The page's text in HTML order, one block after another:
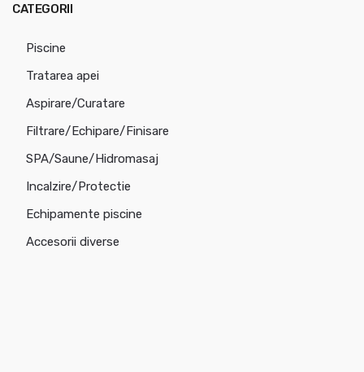
CATEGORII
Piscine
Tratarea apei
Aspirare/Curatare
Filtrare/Echipare/Finisare
SPA/Saune/Hidromasaj
Incalzire/Protectie
Echipamente piscine
Accesorii diverse